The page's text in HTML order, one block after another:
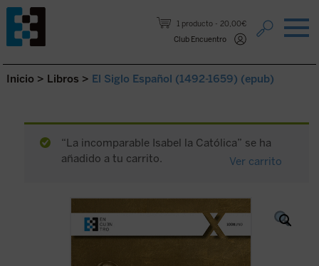
1 producto
20,00€
Club Encuentro
Saltar al contenido.
Inicio > Libros > El Siglo Español (1492-1659) (epub)
“La incomparable Isabel la Católica” se ha
añadido a tu carrito.
Ver carrito